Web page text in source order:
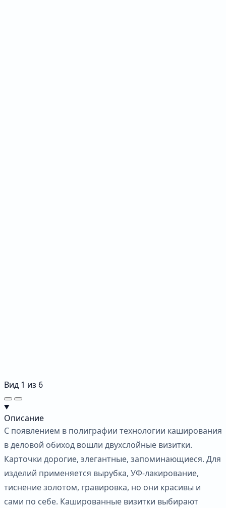
Вид 1 из 6
Описание
С появлением в полиграфии технологии каширования
в деловой обиход вошли двухслойные визитки.
Карточки дорогие, элегантные, запоминающиеся. Для
изделий применяется вырубка, УФ-лакирование,
тиснение золотом, гравировка, но они красивы и
сами по себе. Кашированные визитки выбирают